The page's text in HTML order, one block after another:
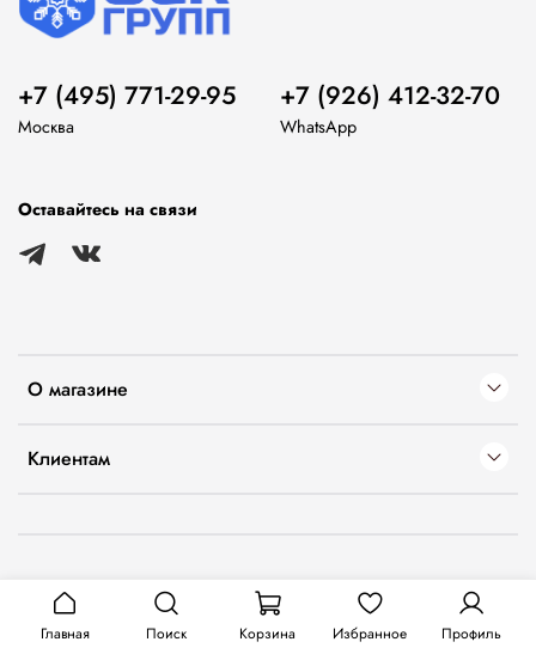
О магазине
Клиентам
+7 (495) 771-29-95
Москва
+7 (926) 412-32-70
WhatsApp
Оставайтесь на связи
Главная Поиск Корзина Избранное Профиль